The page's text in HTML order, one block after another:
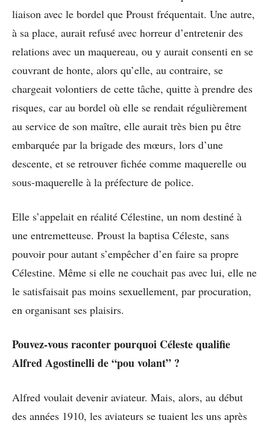
liaison avec le bordel que Proust fréquentait. Une autre,
à sa place, aurait refusé avec horreur d’entretenir des
relations avec un maquereau, ou y aurait consenti en se
couvrant de honte, alors qu’elle, au contraire, se
chargeait volontiers de cette tâche, quitte à prendre des
risques, car au bordel où elle se rendait régulièrement
au service de son maître, elle aurait très bien pu être
embarquée par la brigade des mœurs, lors d’une
descente, et se retrouver fichée comme maquerelle ou
sous-maquerelle à la préfecture de police.
Elle s’appelait en réalité Célestine, un nom destiné à
une entremetteuse. Proust la baptisa Céleste, sans
pouvoir pour autant s’empêcher d’en faire sa propre
Célestine. Même si elle ne couchait pas avec lui, elle ne
le satisfaisait pas moins sexuellement, par procuration,
en organisant ses plaisirs.
Pouvez-vous raconter pourquoi Céleste qualifie
Alfred Agostinelli de “pou volant” ?
Alfred voulait devenir aviateur. Mais, alors, au début
des années 1910, les aviateurs se tuaient les uns après